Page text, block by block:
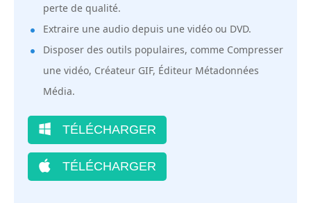
perte de qualité.
Extraire une audio depuis une vidéo ou DVD.
Disposer des outils populaires, comme Compresser
une vidéo, Créateur GIF, Éditeur Métadonnées
Média.
TÉLÉCHARGER
TÉLÉCHARGER